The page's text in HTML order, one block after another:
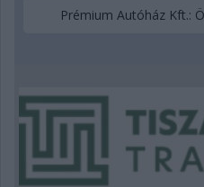
Prémium Autóház Kft.: